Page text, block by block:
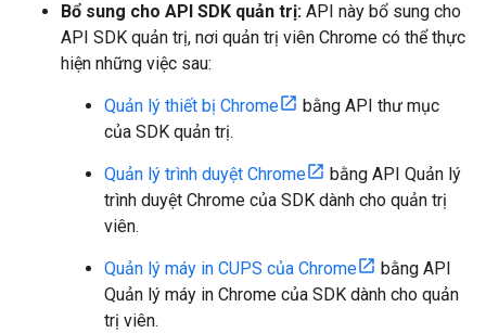
Bổ sung cho API SDK quản trị: API này bổ sung cho
API SDK quản trị, nơi quản trị viên Chrome có thể thực
hiện những việc sau:
Quản lý thiết bị Chrome
bằng API thư mục
của SDK quản trị.
Quản lý trình duyệt Chrome
bằng API Quản lý
trình duyệt Chrome của SDK dành cho quản trị
viên.
Quản lý máy in CUPS của Chrome
bằng API
Quản lý máy in Chrome của SDK dành cho quản
trị viên.